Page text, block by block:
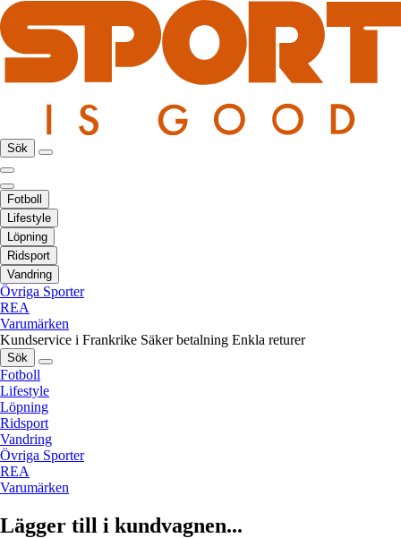
Sök
Fotboll
Lifestyle
Löpning
Ridsport
Vandring
Övriga Sporter
REA
Varumärken
Kundservice i Frankrike Säker betalning Enkla returer
Sök
Fotboll
Lifestyle
Löpning
Ridsport
Vandring
Övriga Sporter
REA
Varumärken
Lägger till i kundvagnen...